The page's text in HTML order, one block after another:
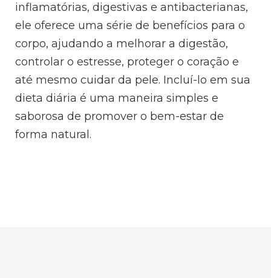
inflamatórias, digestivas e antibacterianas,
ele oferece uma série de benefícios para o
corpo, ajudando a melhorar a digestão,
controlar o estresse, proteger o coração e
até mesmo cuidar da pele. Incluí-lo em sua
dieta diária é uma maneira simples e
saborosa de promover o bem-estar de
forma natural.